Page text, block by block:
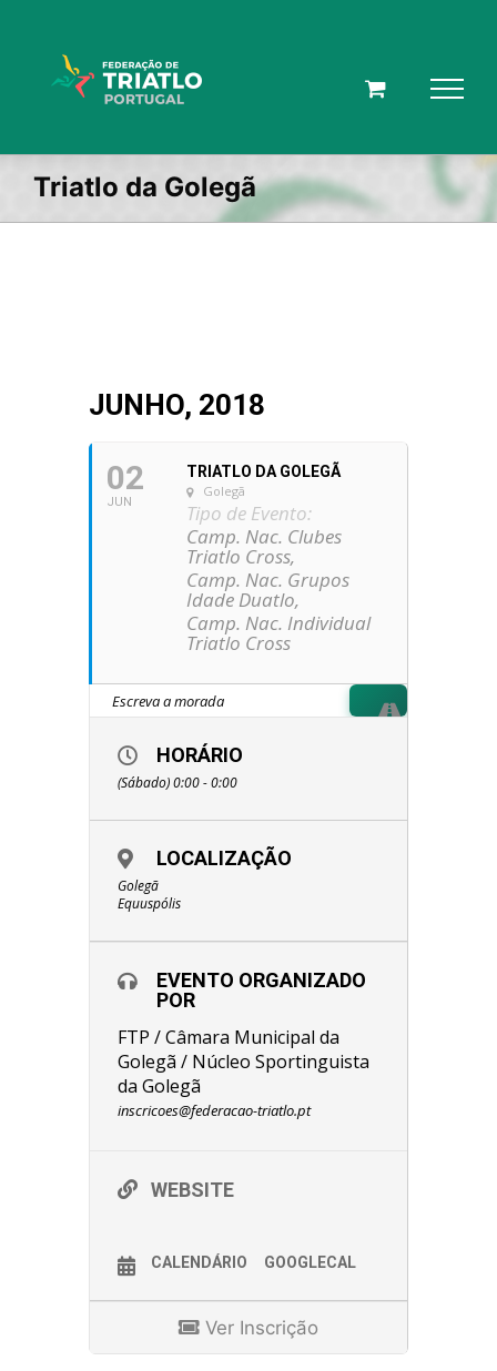
Triatlo da Golegã
JUNHO, 2018
02
JUN
TRIATLO DA GOLEGÃ
Golegã
Tipo de Evento:
Camp. Nac. Clubes
Triatlo Cross,
Camp. Nac. Grupos
Idade Duatlo,
Camp. Nac. Individual
Triatlo Cross
HORÁRIO
(Sábado) 0:00 - 0:00
LOCALIZAÇÃO
Golegã
Equuspólis
EVENTO ORGANIZADO
POR
FTP / Câmara Municipal da
Golegã / Núcleo Sportinguista
da Golegã
inscricoes@federacao-triatlo.pt
WEBSITE
CALENDÁRIO GOOGLECAL
Ver Inscrição